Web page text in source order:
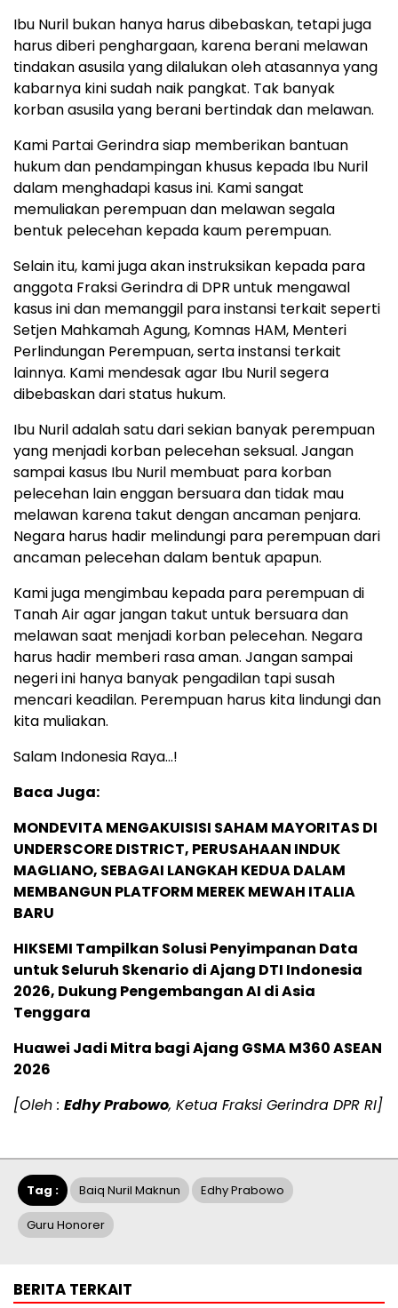
Ibu Nuril bukan hanya harus dibebaskan, tetapi juga
harus diberi penghargaan, karena berani melawan
tindakan asusila yang dilalukan oleh atasannya yang
kabarnya kini sudah naik pangkat. Tak banyak
korban asusila yang berani bertindak dan melawan.
Kami Partai Gerindra siap memberikan bantuan
hukum dan pendampingan khusus kepada Ibu Nuril
dalam menghadapi kasus ini. Kami sangat
memuliakan perempuan dan melawan segala
bentuk pelecehan kepada kaum perempuan.
Selain itu, kami juga akan instruksikan kepada para
anggota Fraksi Gerindra di DPR untuk mengawal
kasus ini dan memanggil para instansi terkait seperti
Setjen Mahkamah Agung, Komnas HAM, Menteri
Perlindungan Perempuan, serta instansi terkait
lainnya. Kami mendesak agar Ibu Nuril segera
dibebaskan dari status hukum.
Ibu Nuril adalah satu dari sekian banyak perempuan
yang menjadi korban pelecehan seksual. Jangan
sampai kasus Ibu Nuril membuat para korban
pelecehan lain enggan bersuara dan tidak mau
melawan karena takut dengan ancaman penjara.
Negara harus hadir melindungi para perempuan dari
ancaman pelecehan dalam bentuk apapun.
Kami juga mengimbau kepada para perempuan di
Tanah Air agar jangan takut untuk bersuara dan
melawan saat menjadi korban pelecehan. Negara
harus hadir memberi rasa aman. Jangan sampai
negeri ini hanya banyak pengadilan tapi susah
mencari keadilan. Perempuan harus kita lindungi dan
kita muliakan.
Salam Indonesia Raya…!
Baca Juga:
MONDEVITA MENGAKUISISI SAHAM MAYORITAS DI
UNDERSCORE DISTRICT, PERUSAHAAN INDUK
MAGLIANO, SEBAGAI LANGKAH KEDUA DALAM
MEMBANGUN PLATFORM MEREK MEWAH ITALIA
BARU
HIKSEMI Tampilkan Solusi Penyimpanan Data
untuk Seluruh Skenario di Ajang DTI Indonesia
2026, Dukung Pengembangan AI di Asia
Tenggara
Huawei Jadi Mitra bagi Ajang GSMA M360 ASEAN
2026
[Oleh : Edhy Prabowo, Ketua Fraksi Gerindra DPR RI]
Tag : Baiq Nuril Maknun Edhy Prabowo
Guru Honorer
BERITA TERKAIT